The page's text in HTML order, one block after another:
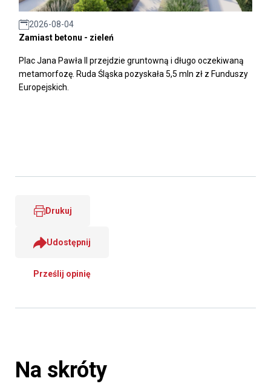
2026-08-04
Zamiast betonu - zieleń
Plac Jana Pawła II przejdzie gruntowną i długo oczekiwaną
metamorfozę. Ruda Śląska pozyskała 5,5 mln zł z Funduszy
Europejskich.
Drukuj
Udostępnij
Prześlij opinię
Na skróty